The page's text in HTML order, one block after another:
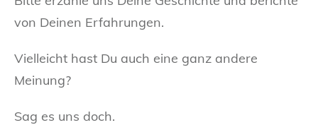
von Deinen Erfahrungen.
Vielleicht hast Du auch eine ganz andere
Meinung?
Sag es uns doch.